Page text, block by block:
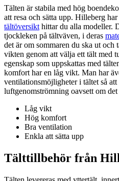
Tälten är stabila med hög
att resa och sätta upp. Hilleberg
tältöversikt hittar du alla modeller.
tjockleken på tältväven, i deras
det är om sommaren du ska ut och
vikten genom att välja ett tält med
egenskap som uppskattas med
komfort har en låg vikt. Man har
ventilationsmöjligheter i tältet så
luftgenomströmning oavsett om
Låg vikt
Hög komfort
Bra ventilation
Enkla att sätta upp
Tälttillbehör från